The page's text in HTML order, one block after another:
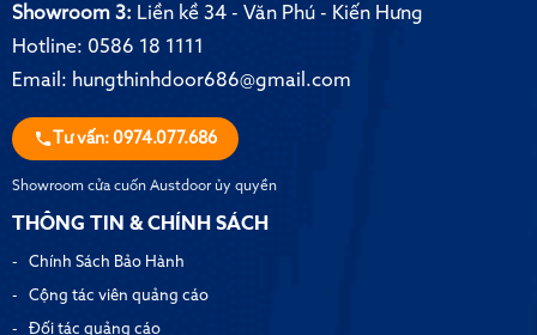
Showroom 3: Liền kề 34 - Văn Phú - Kiến Hưng
Hotline: 0586 18 1111
Email: hungthinhdoor686@gmail.com
Tư vấn: 0974.077.686
Showroom cửa cuốn Austdoor ủy quyền
THÔNG TIN & CHÍNH SÁCH
Chính Sách Bảo Hành
Cộng tác viên quảng cáo
Đối tác quảng cáo